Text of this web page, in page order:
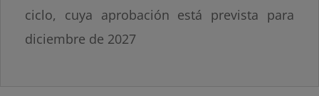
ciclo, cuya aprobación está prevista para
diciembre de 2027